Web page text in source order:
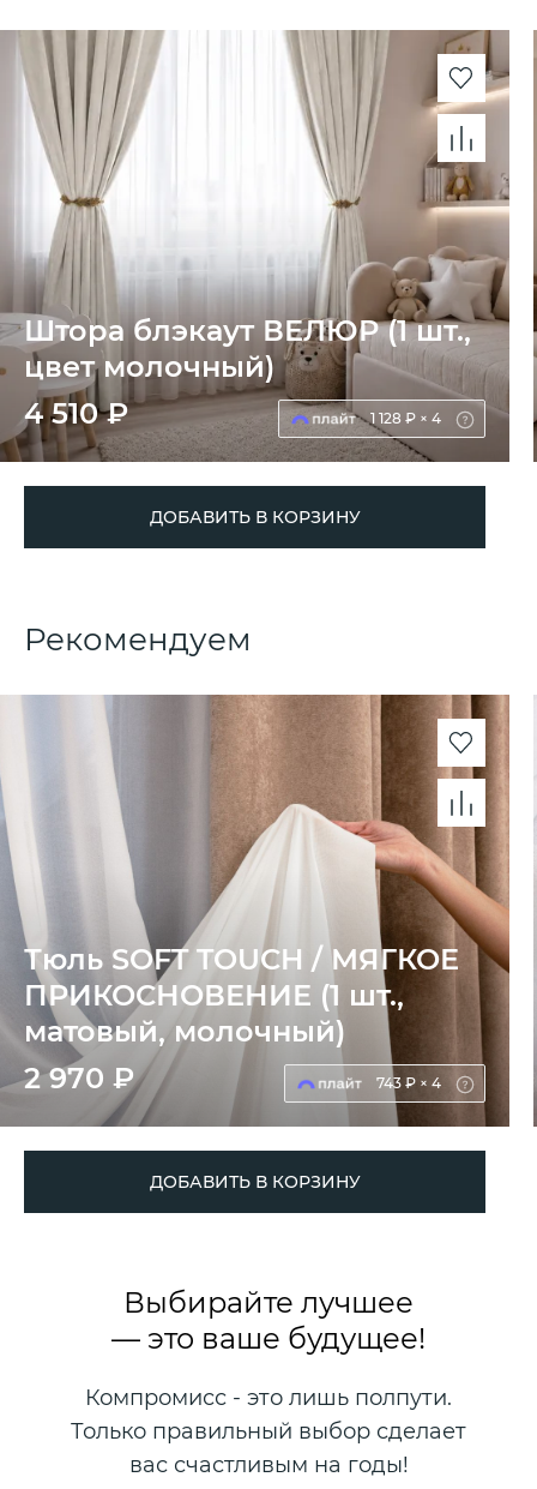
Штора блэкаут ВЕЛЮР (1 шт.,
цвет молочный)
4 510 ₽
1 128 ₽ × 4
ДОБАВИТЬ В КОРЗИНУ
Рекомендуем
Тюль SOFT TOUCH / МЯГКОЕ
ПРИКОСНОВЕНИЕ (1 шт.,
матовый, молочный)
2 970 ₽
743 ₽ × 4
ДОБАВИТЬ В КОРЗИНУ
Выбирайте лучшее
— это ваше будущее!
Компромисс - это лишь полпути.
Только правильный выбор сделает
вас счастливым на годы!